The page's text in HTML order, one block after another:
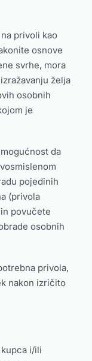
privoli kao
osnove
svrhe, mora
želja
osobnih
je
da
pojedinih
(privola
povučete
osobnih
privola,
nakon izričito
kupca i/ili